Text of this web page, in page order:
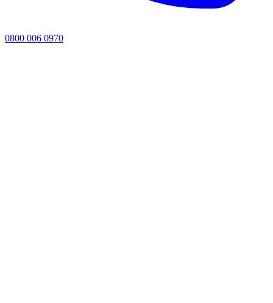
0800 006 0970